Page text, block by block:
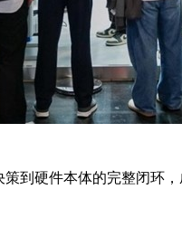
到硬件本体的完整闭环